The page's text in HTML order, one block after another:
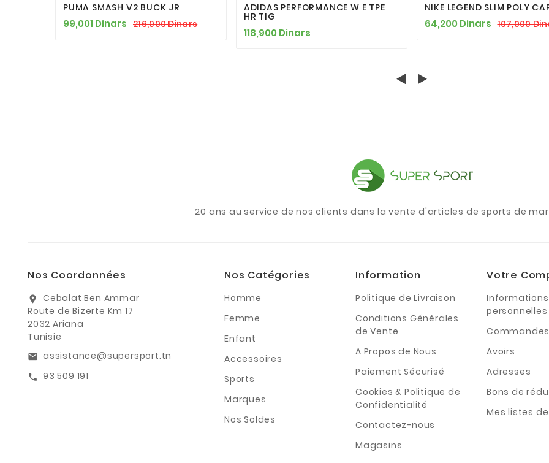
PUMA SMASH V2 BUCK JR
99,001 Dinars 216,000 Dinars
ADIDAS PERFORMANCE W E TPE
HR TIG
118,900 Dinars
NIKE LEGEND SLIM POLY
64,200 Dinars 107,000
20 ans au service de nos clients dans la vente d'articles de sports de
Nos Coordonnées
location_on
Cebalat Ben Ammar
Route de Bizerte Km 17
2032 Ariana
Tunisie
email assistance@supersport.tn
call 93 509 191
Nos Catégories
Homme
Femme
Enfant
Accessoires
Sports
Marques
Nos Soldes
Information
Politique de Livraison
Conditions Générales
de Vente
A Propos de Nous
Paiement Sécurisé
Cookies & Politique de
Confidentialité
Contactez-nous
Magasins
Votre
Informations
personnelles
Commandes
Avoirs
Adresses
Bons de
Mes listes